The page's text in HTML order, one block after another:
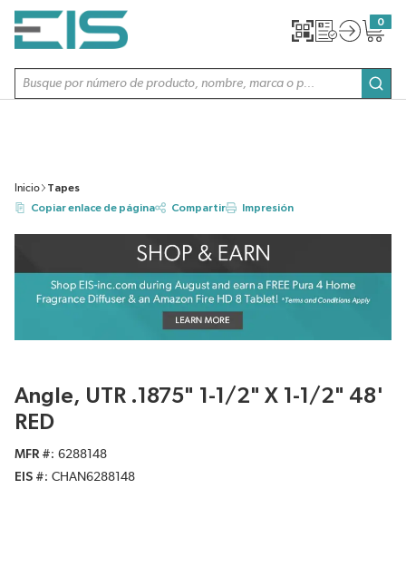
SALTAR AL CONTENIDO PRINCIPAL
Búsqueda de sitio
0
{0}
Inicio
Tapes
Copiar enlace de página
Compartir Impresión
Angle, UTR .1875" 1-1/2" X 1-1/2" 48'
RED
MFR #
6288148
EIS #
CHAN6288148